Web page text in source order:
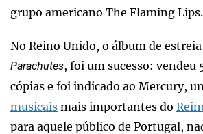
grupo americano The Flaming Lips.
No Reino Unido, o álbum de
Parachutes, foi um sucesso: vendeu
cópias e foi indicado ao Mercury,
musicais mais importantes do
para aquele público de Portugal,